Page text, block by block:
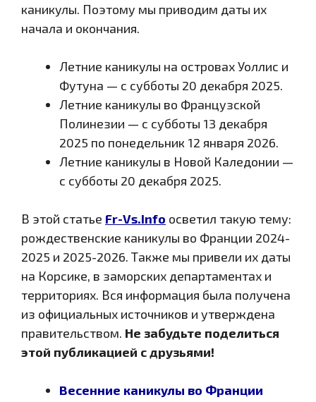
каникулы. Поэтому мы приводим даты их
начала и окончания.
Летние каникулы на островах Уоллис и
Футуна — с субботы 20 декабря 2025.
Летние каникулы во Французской
Полинезии — с субботы 13 декабря
2025 по понедельник 12 января 2026.
Летние каникулы в Новой Каледонии —
с субботы 20 декабря 2025.
В этой статье Fr-Vs.Info осветил такую тему:
рождественские каникулы во Франции 2024-
2025 и 2025-2026. Также мы привели их даты
на Корсике, в заморских департаментах и
территориях. Вся информация была получена
из официальных источников и утверждена
правительством. Не забудьте поделиться
этой публикацией с друзьями!
Весенние каникулы во Франции